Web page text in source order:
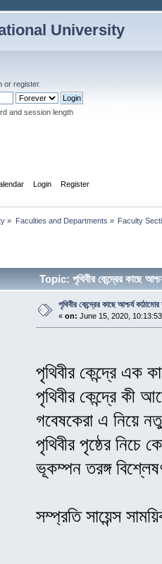
University
or register.
and session length
Login Register
» Faculties and Departments » Faculty
Topic: পৃথিবীর কেন্দ্রের কাছে
পৃথিবীর কেন্দ্রের কাছে আশ্চর্য কাঠামোর
« on: June 15, 2020,
পৃথিবীর কেন্দ্রে এক
পৃথিবীর কেন্দ্রে কী
গবেষকেরা এ নিয়ে
পৃথিবীর পৃষ্ঠের নিচে
ভূকম্পন তরঙ্গ
সম্প্রতি সায়েন্স